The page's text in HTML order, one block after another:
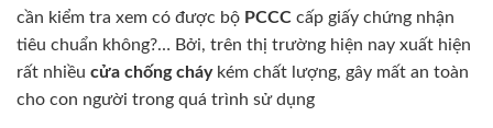
cần kiểm tra xem có được bộ PCCC cấp giấy chứng nhận
tiêu chuẩn không?… Bởi, trên thị trường hiện nay xuất hiện
rất nhiều cửa chống cháykém chất lượng, gây mất an toàn
cho con người trong quá trình sử dụng